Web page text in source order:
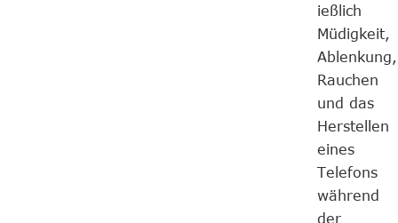
ießlich
Müdigkeit,
Ablenkung,
Rauchen
und das
Herstellen
eines
Telefons
während
der